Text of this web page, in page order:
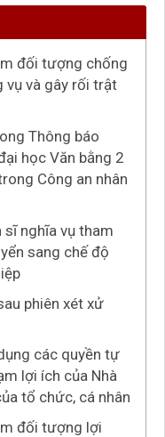
đối tượng chống
vụ và gây rối trật
Thông báo
học Văn bằng 2
Công an nhân
sĩ nghĩa vụ tham
sang chế độ
phiên xét xử
các quyền tự
lợi ích của Nhà
tổ chức, cá nhân
đối tượng lợi